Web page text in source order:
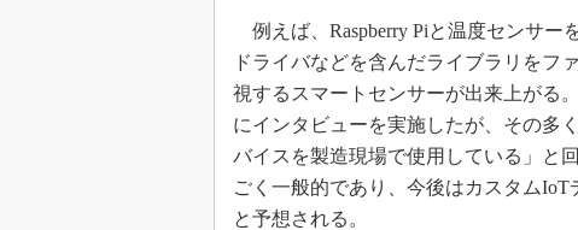
例えば、Raspberry Piと温度センサー
ドライバなどを含んだライブラリをフ
視するスマートセンサーが出来上がる
にインタビューを実施したが、その多
バイスを製造現場で使用している」と
ごく一般的であり、今後はカスタム
と予想される。